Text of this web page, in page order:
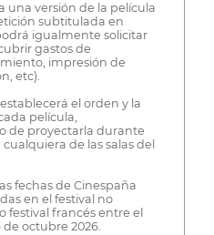
una versión de la película
subtitulada en
igualmente solicitar
gastos de
impresión de
etc).
el orden y la
película,
de proyectarla durante
de las salas del
fechas de Cinespaña
en el festival no
festival francés entre el
de octubre 2026.